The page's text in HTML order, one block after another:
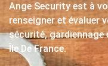
Ange Security est à
renseigner et évaluer
sécurité, gardiennage
Île De France.